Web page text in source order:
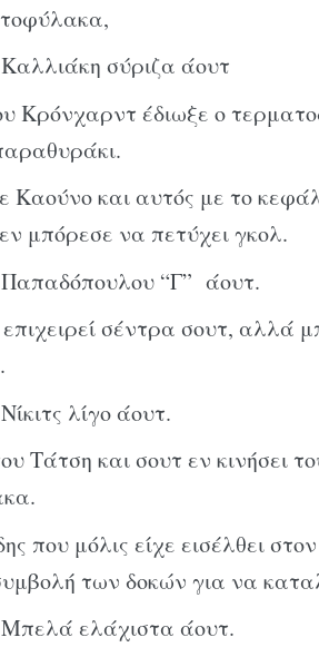
σύριζα άουτ
Κρόνχαρντ έδιωξε ο
Καούνο και αυτός με το
μπόρεσε να πετύχει γκολ.
Παπαδόπουλου “Γ” άουτ.
σέντρα σουτ, αλλά
λίγο άουτ.
Τάτση και σουτ εν κινήσει
που μόλις είχε εισέλθει
των δοκών για να
Μπελά ελάχιστα άουτ.